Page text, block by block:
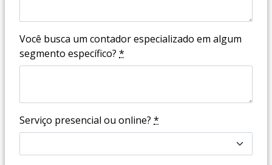
Você busca um contador especializado em algum
segmento específico? *
Serviço presencial ou online? *